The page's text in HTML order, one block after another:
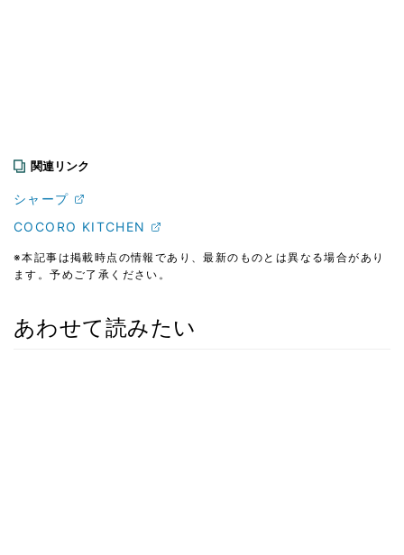
関連リンク
シャープ
COCORO KITCHEN
※本記事は掲載時点の情報であり、最新のものとは異なる場合があり
ます。予めご了承ください。
あわせて読みたい